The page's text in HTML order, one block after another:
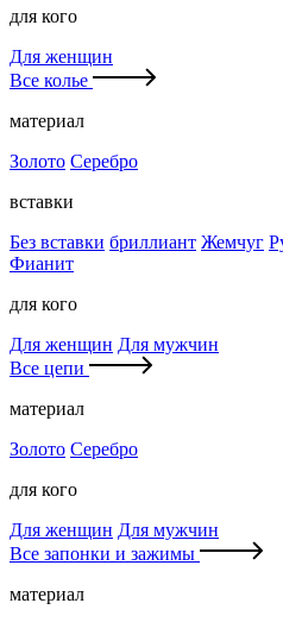
для кого
Для женщин
Все колье
материал
Золото Серебро
вставки
Без вставки бриллиант Жемчуг
Фианит
для кого
Для женщин Для мужчин
Все цепи
материал
Золото Серебро
для кого
Для женщин Для мужчин
Все запонки и зажимы
материал